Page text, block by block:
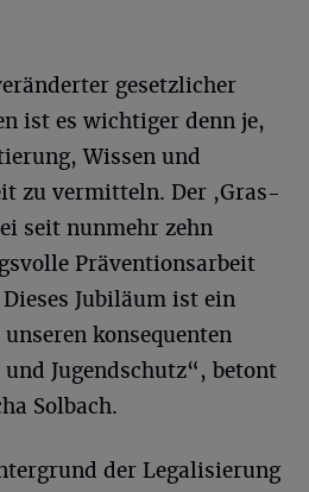
gesetzlicher
ist es wichtiger denn je,
Wissen und
zu vermitteln. Der ,Gras-
seit nunmehr zehn
Präventionsarbeit
Jubiläum ist ein
konsequenten
Jugendschutz“, betont
Solbach.
der Legalisierung